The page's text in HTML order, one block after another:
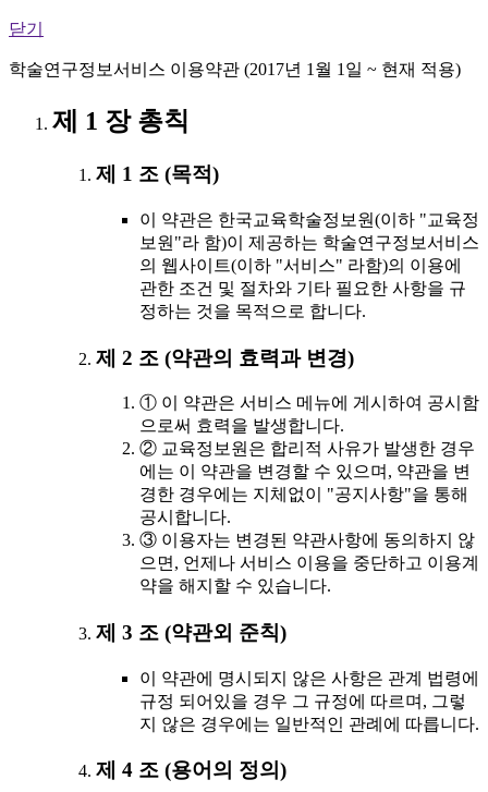
닫기
학술연구정보서비스 이용약관 (2017년 1월 1일 ~ 현재 적용)
제 1 장 총칙
제 1 조 (목적)
이 약관은 한국교육학술정보원(이하 "교육정
보원"라 함)이 제공하는 학술연구정보서비스
의 웹사이트(이하 "서비스" 라함)의 이용에
관한 조건 및 절차와 기타 필요한 사항을 규
정하는 것을 목적으로 합니다.
제 2 조 (약관의 효력과 변경)
① 이 약관은 서비스 메뉴에 게시하여 공시함
으로써 효력을 발생합니다.
② 교육정보원은 합리적 사유가 발생한 경우
에는 이 약관을 변경할 수 있으며, 약관을 변
경한 경우에는 지체없이 "공지사항"을 통해
공시합니다.
③ 이용자는 변경된 약관사항에 동의하지 않
으면, 언제나 서비스 이용을 중단하고 이용계
약을 해지할 수 있습니다.
제 3 조 (약관외 준칙)
이 약관에 명시되지 않은 사항은 관계 법령에
규정 되어있을 경우 그 규정에 따르며, 그렇
지 않은 경우에는 일반적인 관례에 따릅니다.
제 4 조 (용어의 정의)